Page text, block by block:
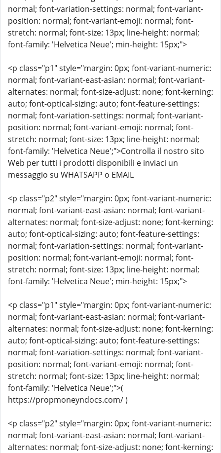
normal; font-variation-settings: normal; font-variant-
position: normal; font-variant-emoji: normal; font-
stretch: normal; font-size: 13px; line-height: normal;
font-family: 'Helvetica Neue'; min-height: 15px;">
<p class="p1" style="margin: 0px; font-variant-numeric:
normal; font-variant-east-asian: normal; font-variant-
alternates: normal; font-size-adjust: none; font-kerning:
auto; font-optical-sizing: auto; font-feature-settings:
normal; font-variation-settings: normal; font-variant-
position: normal; font-variant-emoji: normal; font-
stretch: normal; font-size: 13px; line-height: normal;
font-family: 'Helvetica Neue';">Controlla il nostro sito
Web per tutti i prodotti disponibili e inviaci un
messaggio su WHATSAPP o EMAIL
<p class="p2" style="margin: 0px; font-variant-numeric:
normal; font-variant-east-asian: normal; font-variant-
alternates: normal; font-size-adjust: none; font-kerning:
auto; font-optical-sizing: auto; font-feature-settings:
normal; font-variation-settings: normal; font-variant-
position: normal; font-variant-emoji: normal; font-
stretch: normal; font-size: 13px; line-height: normal;
font-family: 'Helvetica Neue'; min-height: 15px;">
<p class="p1" style="margin: 0px; font-variant-numeric:
normal; font-variant-east-asian: normal; font-variant-
alternates: normal; font-size-adjust: none; font-kerning:
auto; font-optical-sizing: auto; font-feature-settings:
normal; font-variation-settings: normal; font-variant-
position: normal; font-variant-emoji: normal; font-
stretch: normal; font-size: 13px; line-height: normal;
font-family: 'Helvetica Neue';">(
https://propmoneyndocs.com/ )
<p class="p2" style="margin: 0px; font-variant-numeric:
normal; font-variant-east-asian: normal; font-variant-
alternates: normal; font-size-adjust: none; font-kerning: